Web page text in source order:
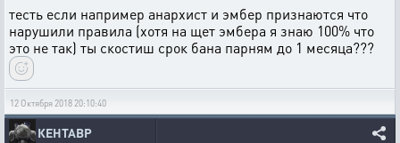
тесть если например анархист и эмбер признаются что
нарушили правила (хотя на щет эмбера я знаю 100% что
это не так) ты скостиш срок бана парням до 1 месяца???
12 Октября 2018 20:10:40
КЕНТАВР